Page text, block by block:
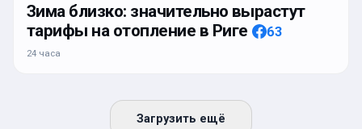
Зима близко: значительно вырастут
тарифы на отопление в Риге
63
24 часа
Загрузить ещё